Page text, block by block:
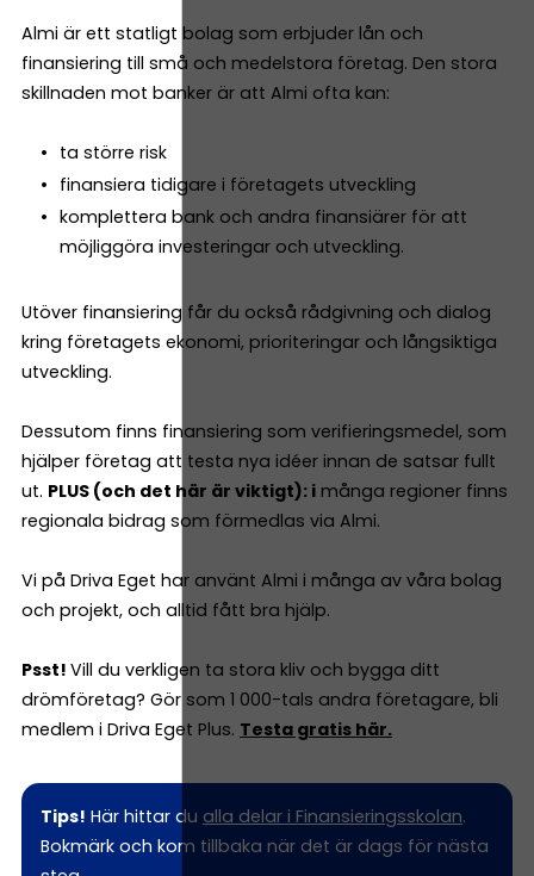
Almi är ett statligt bolag som erbjuder lån och
finansiering till små och medelstora företag. Den stora
skillnaden mot banker är att Almi ofta kan:
ta större risk
finansiera tidigare i företagets utveckling
komplettera bank och andra finansiärer för att
möjliggöra investeringar och utveckling.
Utöver finansiering får du också rådgivning och dialog
kring företagets ekonomi, prioriteringar och långsiktiga
utveckling.
Dessutom finns finansiering som verifieringsmedel, som
hjälper företag att testa nya idéer innan de satsar fullt
ut. PLUS (och det här är viktigt): i många regioner finns
regionala bidrag som förmedlas via Almi.
Vi på Driva Eget har använt Almi i många av våra bolag
och projekt, och alltid fått bra hjälp.
Psst! Vill du verkligen ta stora kliv och bygga ditt
drömföretag? Gör som 1 000-tals andra företagare, bli
medlem i Driva Eget Plus. Testa gratis här.
Tips! Här hittar du alla delar i Finansieringsskolan.
Bokmärk och kom tillbaka när det är dags för nästa